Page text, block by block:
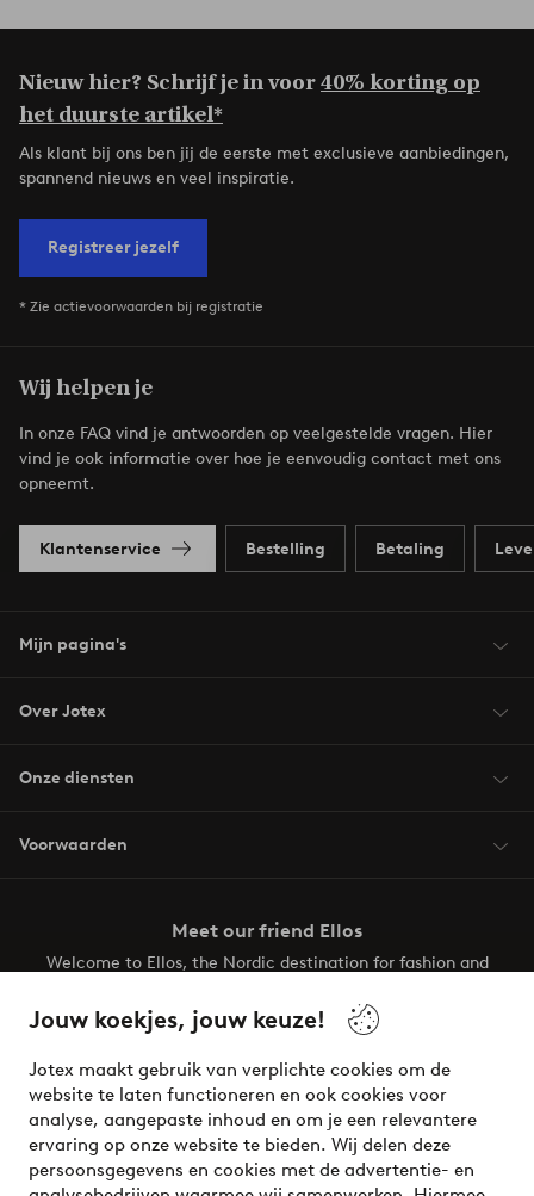
Jouw koekjes, jouw keuze!
Jotex maakt gebruik van verplichte cookies om de
website te laten functioneren en ook cookies voor
analyse, aangepaste inhoud en om je een relevantere
ervaring op onze website te bieden. Wij delen deze
persoonsgegevens en cookies met de advertentie- en
Nieuw hier? Schrijf je in voor40% korting op
het duurste artikel*
Als klant bij ons ben jij de eerste met exclusieve aanbiedingen,
spannend nieuws en veel inspiratie.
Registreer jezelf
* Zie actievoorwaarden bij registratie
Wij helpen je
In onze FAQ vind je antwoorden op veelgestelde vragen. Hier
vind je ook informatie over hoe je eenvoudig contact met ons
opneemt.
Klantenservice Bestelling Betaling
Mijn pagina's
Over Jotex
Onze diensten
Voorwaarden
Meet our friend Ellos
Welcome to Ellos, the Nordic destination for fashion and
your wardrobe. Your next inspiring look is here!